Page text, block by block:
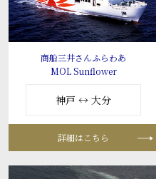
商船三井さんふらわあ
MOL Sunflower
神戸 ↔ 大分
詳細はこちら